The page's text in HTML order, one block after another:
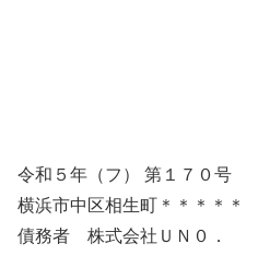
令和５年（フ） 第１７０号
横浜市中区相生町＊＊＊＊＊
債務者 株式会社ＵＮ０．